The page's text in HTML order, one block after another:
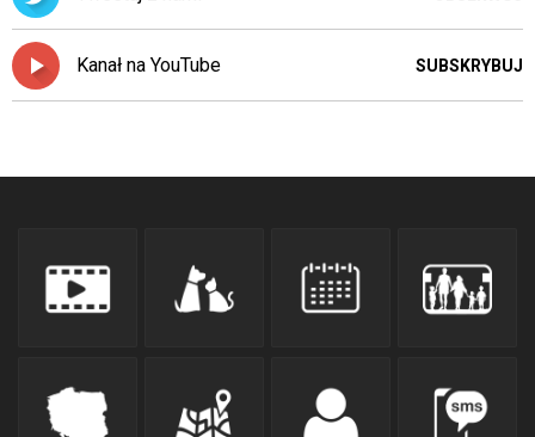
klawiaturowych
czytniku
oraz
klawiaturowe
przyjęte
Kanał na YouTube SUBSKRYBUJ